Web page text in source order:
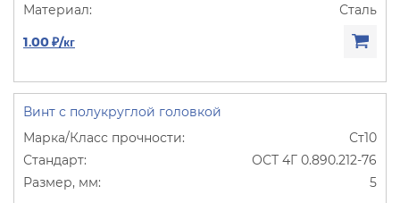
Сталь
1.00 ₽/кг
Винт с полукруглой головкой
Ст10
ОСТ 4Г 0.890.212-76
5